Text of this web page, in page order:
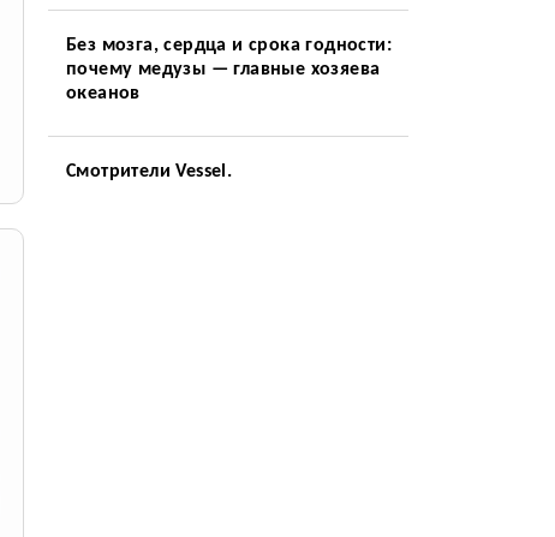
Без мозга, сердца и срока годности:
почему медузы — главные хозяева
океанов
Смотрители Vessel.